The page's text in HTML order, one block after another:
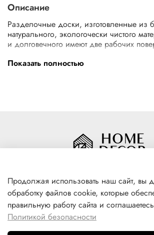
Описание
Разделочные доски, изготовленные из
натурального, экологочески чистого
и долговечного имеют две рабочих
В отличии от разделочных досок,
Показать полностью
+7(996) 316 00 81
г. Якутск, ул.
Продолжая использовать наш сайт, вы
обработку файлов cookie, которые
правильную работу сайта и
Политикой безопасности